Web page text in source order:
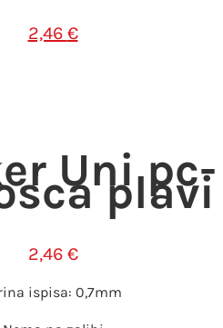
2,46 €
Uni pc-
plavi
2,46 €
ispisa: 0,7mm